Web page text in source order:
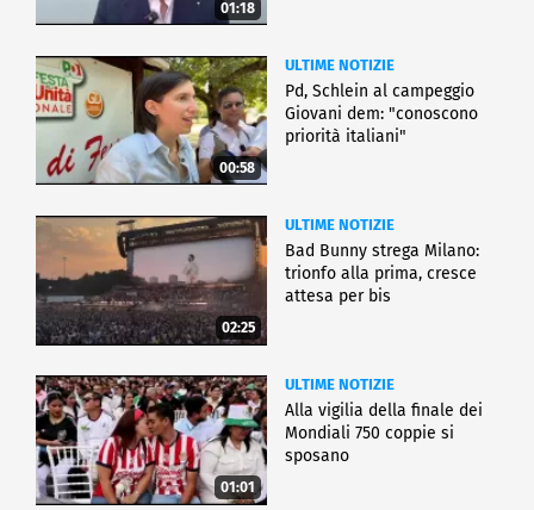
01:18
00:58
ULTIME NOTIZIE
Pd, Schlein al campeggio
Giovani dem: "conoscono
priorità italiani"
02:25
ULTIME NOTIZIE
Bad Bunny strega Milano:
trionfo alla prima, cresce
attesa per bis
01:01
ULTIME NOTIZIE
Alla vigilia della finale dei
Mondiali 750 coppie si
sposano